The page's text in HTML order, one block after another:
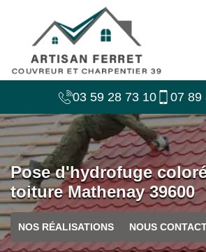
03 59 28 73 10 07 89
Pose d'hydrofuge
toiture Mathenay 39600
NOS RÉALISATIONS NOUS